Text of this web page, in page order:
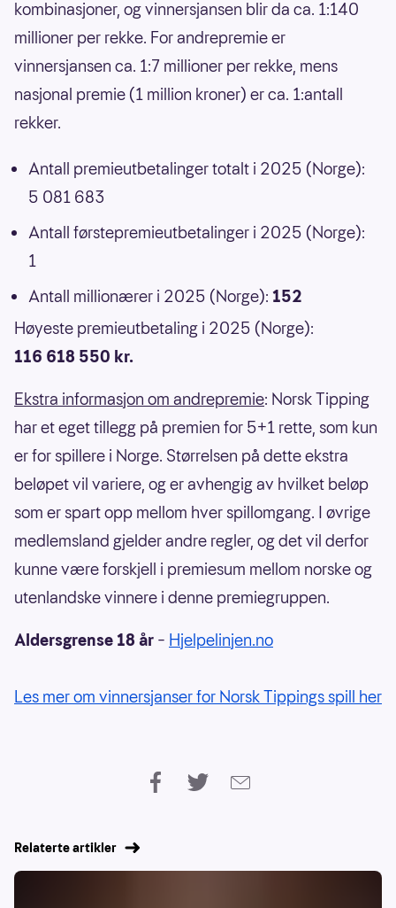
kombinasjoner, og vinnersjansen blir da ca. 1:140
millioner per rekke. For andrepremie er
vinnersjansen ca. 1:7 millioner per rekke, mens
nasjonal premie (1 million kroner) er ca. 1:antall
rekker.
Antall premieutbetalinger totalt i 2025 (Norge):
5 081 683
Antall førstepremieutbetalinger i 2025 (Norge):
1
Antall millionærer i 2025 (Norge): 152
Høyeste premieutbetaling i 2025 (Norge):
116 618 550 kr.
Ekstra informasjon om andrepremie: Norsk Tipping
har et eget tillegg på premien for 5+1 rette, som kun
er for spillere i Norge. Størrelsen på dette ekstra
beløpet vil variere, og er avhengig av hvilket beløp
som er spart opp mellom hver spillomgang. I øvrige
medlemsland gjelder andre regler, og det vil derfor
kunne være forskjell i premiesum mellom norske og
utenlandske vinnere i denne premiegruppen.
Aldersgrense 18 år – Hjelpelinjen.no
Les mer om vinnersjanser for Norsk Tippings spill her
Relaterte artikler